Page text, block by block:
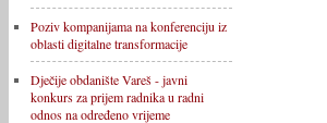
Poziv kompanijama na konferenciju iz
oblasti digitalne transformacije
Dječije obdanište Vareš - javni
konkurs za prijem radnika u radni
odnos na određeno vrijeme